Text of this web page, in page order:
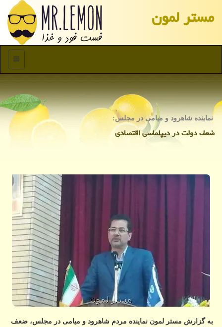
مستر لمون
منو
نماینده شاهرود و میامی در مجلس:
ضعف دولت در دیپلماسی اقتصادی
به گزارش مستر لمون نماینده مردم شاهرود و میامی در مجلس، ضعف